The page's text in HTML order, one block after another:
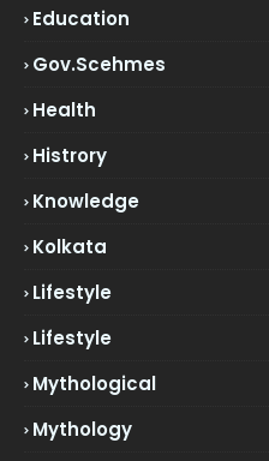
Education
Gov.scehmes
Health
Histrory
Knowledge
Kolkata
Lifestyle
Lifestyle
Mythological
Mythology